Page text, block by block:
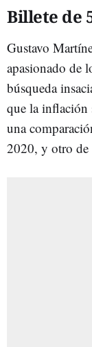
Billete de
Gustavo
apasionado de
búsqueda
que la inflación
una
2020, y otro de